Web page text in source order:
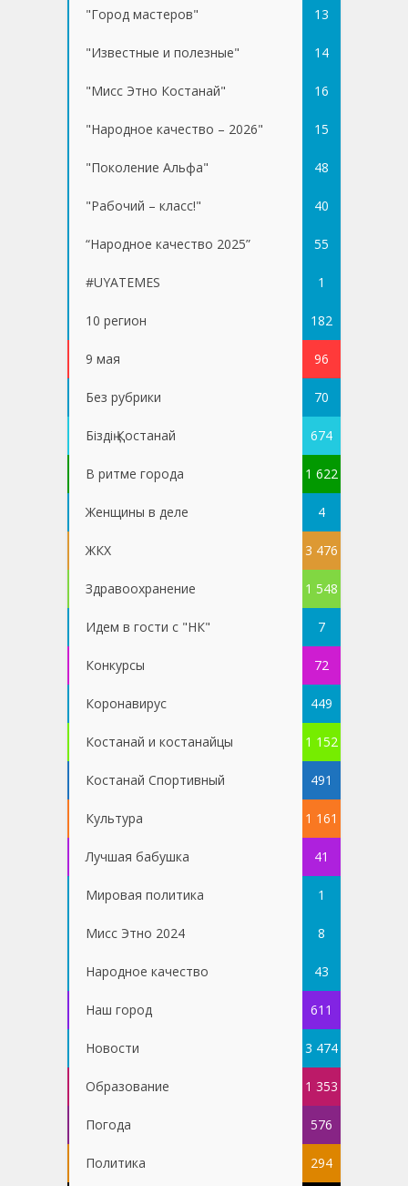
"Город мастеров" 13
"Известные и полезные" 14
"Мисс Этно Костанай" 16
"Народное качество – 2026" 15
"Поколение Альфа" 48
"Рабочий – класс!" 40
“Народное качество 2025” 55
#UYATEMES 1
10 регион 182
9 мая 96
Без рубрики 70
Біздің Қостанай 674
В ритме города 1 622
Женщины в деле 4
ЖКХ 3 476
Здравоохранение 1 548
Идем в гости с "НК" 7
Конкурсы 72
Коронавирус 449
Костанай и костанайцы 1 152
Костанай Спортивный 491
Культура 1 161
Лучшая бабушка 41
Мировая политика 1
Мисс Этно 2024 8
Народное качество 43
Наш город 611
Новости 3 474
Образование 1 353
Погода 576
Политика 294